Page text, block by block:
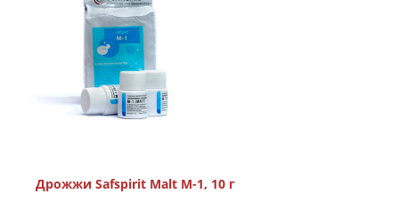
Дрожжи Safspirit Malt М-1, 10 г